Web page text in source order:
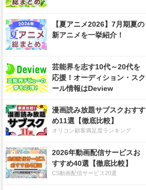
【夏アニメ2026】7月期夏の
新アニメを一挙紹介！
芸能界を志す10代～20代を
応援！オーディション・スク
ール情報はDeview
漫画読み放題サブスクおすす
め11選【徹底比較】
オリコン顧客満足度ランキング
2026年動画配信サービスお
すすめ40選【徹底比較】
CS動画配信サービス20選